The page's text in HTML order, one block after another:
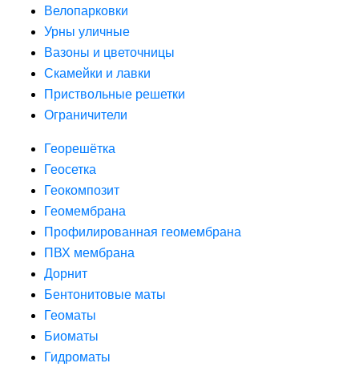
Велопарковки
Урны уличные
Вазоны и цветочницы
Скамейки и лавки
Приствольные решетки
Ограничители
Георешётка
Геосетка
Геокомпозит
Геомембрана
Профилированная геомембрана
ПВХ мембрана
Дорнит
Бентонитовые маты
Геоматы
Биоматы
Гидроматы